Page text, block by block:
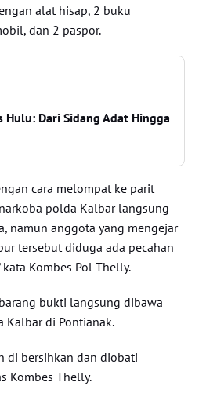
alat hisap, 2 buku
dan 2 paspor.
Dari Sidang Adat Hingga
cara melompat ke parit
polda Kalbar langsung
namun anggota yang mengejar
tersebut diduga ada pecahan
Kombes Pol Thelly.
bukti langsung dibawa
Kalbar di Pontianak.
di bersihkan dan diobati
Kombes Thelly.